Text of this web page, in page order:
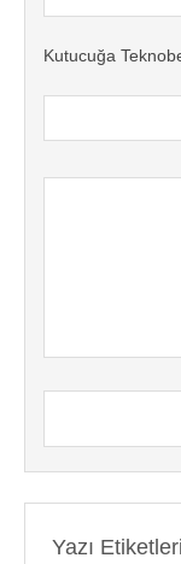
Kutucuğa
Yazı Etiketleri